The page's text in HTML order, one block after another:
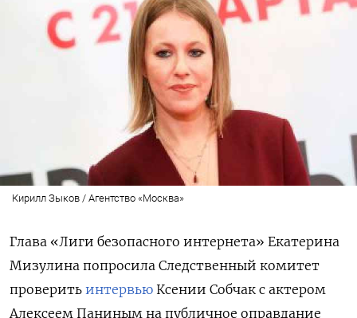
Кирилл Зыков / Агентство «Москва»
Глава «Лиги безопасного интернета» Екатерина
Мизулина попросила Следственный комитет
проверить интервью Ксении Собчак с актером
Алексеем Паниным на публичное оправдание